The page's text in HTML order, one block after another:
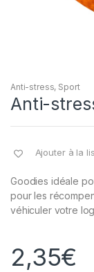
Anti-stress, Sport
Anti-
Ajouter à la
Goodies idéale
pour les
véhiculer votre
2,35€